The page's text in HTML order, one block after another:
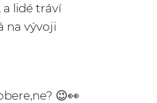
lidé tráví
na vývoji
😉👀